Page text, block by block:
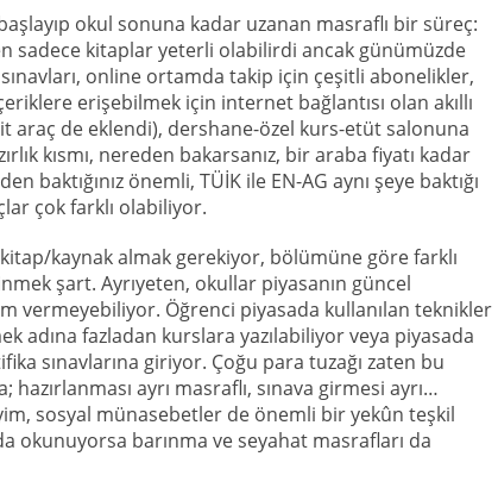
okul sonuna kadar uzanan masraflı bir süreç:
sadece kitaplar yeterli olabilirdi ancak günümüzde
online ortamda takip için çeşitli abonelikler,
erişebilmek için internet bağlantısı olan akıllı
araç de eklendi), dershane-özel kurs-etüt salonuna
kısmı, nereden bakarsanız, bir araba fiyatı kadar
baktığınız önemli, TÜİK ile EN-AG aynı şeye baktığı
çok farklı olabiliyor.
kaynak almak gerekiyor, bölümüne göre farklı
şart. Ayrıyeten, okullar piyasanın güncel
vermeyebiliyor. Öğrenci piyasada kullanılan teknikler
adına fazladan kurslara yazılabiliyor veya piyasada
sınavlarına giriyor. Çoğu para tuzağı zaten bu
hazırlanması ayrı masraflı, sınava girmesi ayrı…
sosyal münasebetler de önemli bir yekûn teşkil
okunuyorsa barınma ve seyahat masrafları da